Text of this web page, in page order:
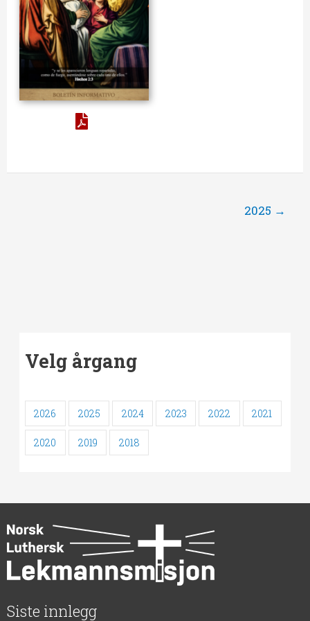
2025 →
Velg årgang
2026 2025 2024 2023 2022 2021
2020 2019 2018
Siste innlegg